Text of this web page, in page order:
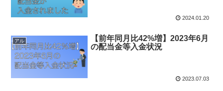
2024.01.20
アル
【前年同月比42%増】2023年6月
の配当金等入金状況
2023.07.03